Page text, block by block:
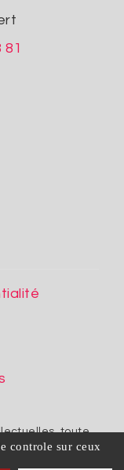
81
toute
controle sur ceux